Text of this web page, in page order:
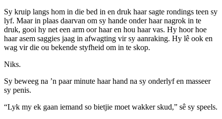
Sy kruip langs hom in die bed in en druk haar sagte rondings teen sy
lyf. Maar in plaas daarvan om sy hande onder haar nagrok in te
druk, gooi hy net een arm oor haar en hou haar vas. Hy hoor hoe
haar asem saggies jaag in afwagting vir sy aanraking. Hy lê ook en
wag vir die ou bekende styfheid om in te skop.
Niks.
Sy beweeg na ’n paar minute haar hand na sy onderlyf en masseer
sy penis.
“Lyk my ek gaan iemand so bietjie moet wakker skud,” sê sy speels.